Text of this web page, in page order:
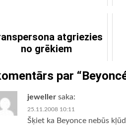
atgriezies
no grēkiem
par “
jeweller saka:
25.11.2008 10:11
Šķiet ka Beyonce nebūs